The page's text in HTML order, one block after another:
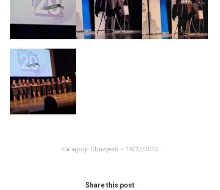
Category: Obavijesti 18/12/2023
Share this post